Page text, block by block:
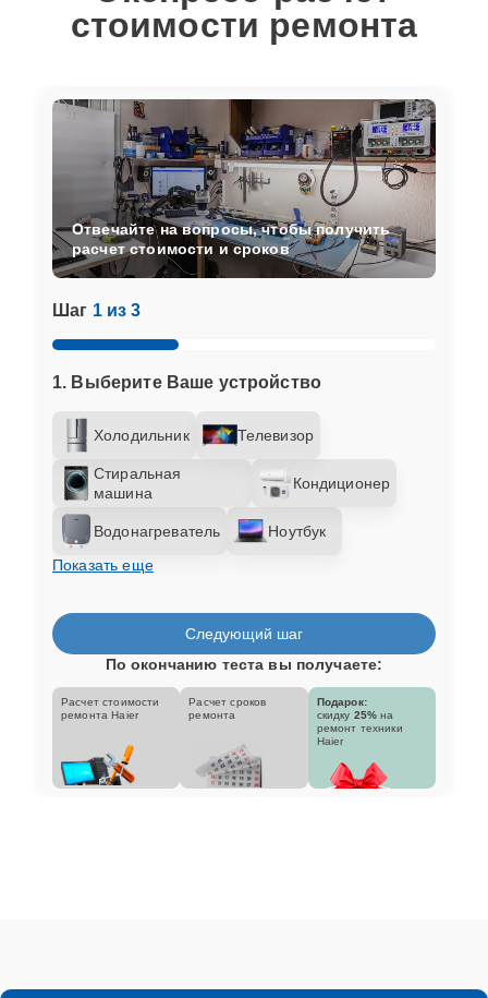
стоимости ремонта
Шаг 1 из 3
1. Выберите Ваше устройство
Холодильник Телевизор
Стиральная
машина
Кондиционер
Водонагреватель
Ноутбук
Показать еще
Отвечайте на вопросы, чтобы получить
расчет стоимости и сроков
Следующий шаг
По окончанию теста вы получаете:
Расчет стоимости
ремонта Haier
Расчет сроков
ремонта
Подарок:
скидку 25% на
ремонт техники
Haier